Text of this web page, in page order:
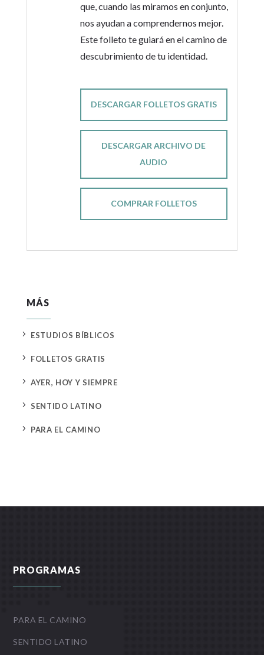
que, cuando las miramos en conjunto,
nos ayudan a comprendernos mejor.
Este folleto te guiará en el camino de
descubrimiento de tu identidad.
DESCARGAR FOLLETOS GRATIS
DESCARGAR ARCHIVO DE
AUDIO
COMPRAR FOLLETOS
MÁS
5 ESTUDIOS BÍBLICOS
5 FOLLETOS GRATIS
5 AYER, HOY Y SIEMPRE
5 SENTIDO LATINO
5 PARA EL CAMINO
PROGRAMAS
PARA EL CAMINO
SENTIDO LATINO